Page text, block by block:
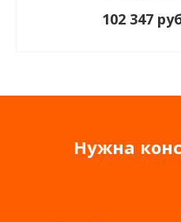
102 347
Нужна